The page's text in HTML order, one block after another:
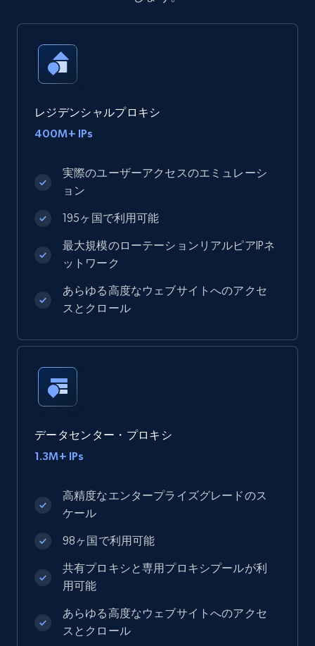
レジデンシャルプロキシ
400M+ IPs
実際のユーザーアクセスのエミュレーシ
ョン
195ヶ国で利用可能
最大規模のローテーションリアルピアIPネ
ットワーク
あらゆる高度なウェブサイトへのアクセ
スとクロール
データセンター・プロキシ
1.3M+ IPs
高精度なエンタープライズグレードのス
ケール
98ヶ国で利用可能
共有プロキシと専用プロキシプールが利
用可能
あらゆる高度なウェブサイトへのアクセ
スとクロール